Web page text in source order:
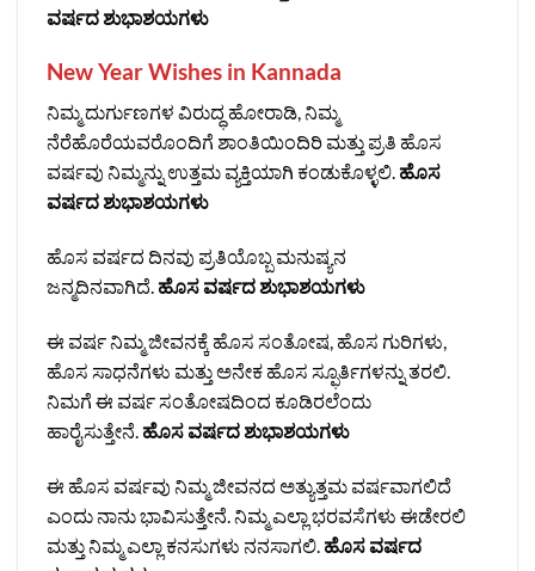
ವರ್ಷದ ಶುಭಾಶಯಗಳು
New Year Wishes in Kannada
ನಿಮ್ಮ ದುರ್ಗುಣಗಳ ವಿರುದ್ಧ ಹೋರಾಡಿ, ನಿಮ್ಮ
ನೆರೆಹೊರೆಯವರೊಂದಿಗೆ ಶಾಂತಿಯಿಂದಿರಿ ಮತ್ತು ಪ್ರತಿ ಹೊಸ
ವರ್ಷವು ನಿಮ್ಮನ್ನು ಉತ್ತಮ ವ್ಯಕ್ತಿಯಾಗಿ ಕಂಡುಕೊಳ್ಳಲಿ.ಹೊಸ
ವರ್ಷದ ಶುಭಾಶಯಗಳು
ಹೊಸ ವರ್ಷದ ದಿನವು ಪ್ರತಿಯೊಬ್ಬ ಮನುಷ್ಯನ
ಜನ್ಮದಿನವಾಗಿದೆ.ಹೊಸ ವರ್ಷದ ಶುಭಾಶಯಗಳು
ಈ ವರ್ಷ ನಿಮ್ಮ ಜೀವನಕ್ಕೆ ಹೊಸ ಸಂತೋಷ, ಹೊಸ ಗುರಿಗಳು,
ಹೊಸ ಸಾಧನೆಗಳು ಮತ್ತು ಅನೇಕ ಹೊಸ ಸ್ಫೂರ್ತಿಗಳನ್ನು ತರಲಿ.
ನಿಮಗೆ ಈ ವರ್ಷ ಸಂತೋಷದಿಂದ ಕೂಡಿರಲೆಂದು
ಹಾರೈಸುತ್ತೇನೆ.ಹೊಸ ವರ್ಷದ ಶುಭಾಶಯಗಳು
ಈ ಹೊಸ ವರ್ಷವು ನಿಮ್ಮ ಜೀವನದ ಅತ್ಯುತ್ತಮ ವರ್ಷವಾಗಲಿದೆ
ಎಂದು ನಾನು ಭಾವಿಸುತ್ತೇನೆ. ನಿಮ್ಮ ಎಲ್ಲಾ ಭರವಸೆಗಳು ಈಡೇರಲಿ
ಮತ್ತು ನಿಮ್ಮ ಎಲ್ಲಾ ಕನಸುಗಳು ನನಸಾಗಲಿ. ಹೊಸ ವರ್ಷದ